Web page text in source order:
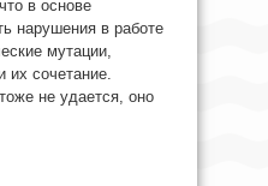
в основе
нарушения в работе
мутации,
их сочетание.
не удается, оно